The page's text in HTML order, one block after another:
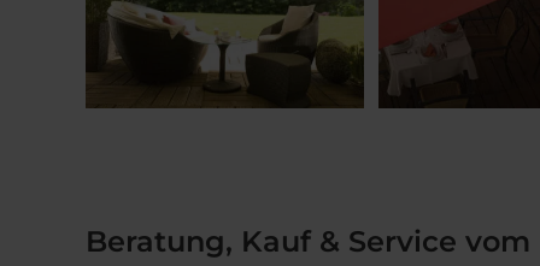
Beratung, Kauf & Service vom